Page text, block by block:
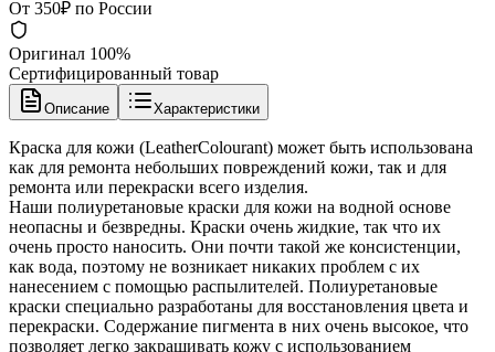
От 350₽ по России
Оригинал 100%
Сертифицированный товар
Описание Характеристики
Краска для кожи (LeatherColourant) может быть использована
как для ремонта небольших повреждений кожи, так и для
ремонта или перекраски всего изделия.
Наши полиуретановые краски для кожи на водной основе
неопасны и безвредны. Краски очень жидкие, так что их
очень просто наносить. Они почти такой же консистенции,
как вода, поэтому не возникает никаких проблем с их
нанесением с помощью распылителей. Полиуретановые
краски специально разработаны для восстановления цвета и
перекраски. Содержание пигмента в них очень высокое, что
позволяет легко закрашивать кожу с использованием